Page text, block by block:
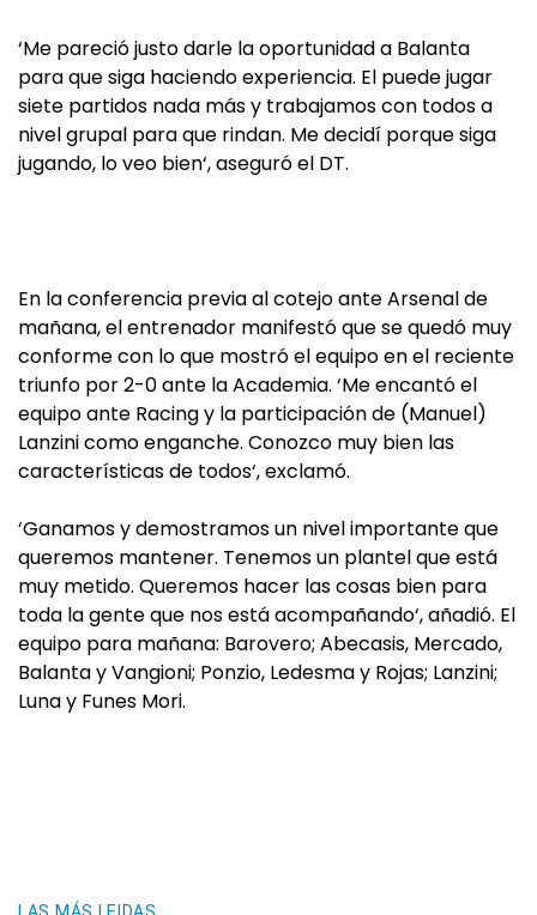
‘Me pareció justo darle la oportunidad a Balanta
para que siga haciendo experiencia. El puede jugar
siete partidos nada más y trabajamos con todos a
nivel grupal para que rindan. Me decidí porque siga
jugando, lo veo bien‘, aseguró el DT.
En la conferencia previa al cotejo ante Arsenal de
mañana, el entrenador manifestó que se quedó muy
conforme con lo que mostró el equipo en el reciente
triunfo por 2-0 ante la Academia. ‘Me encantó el
equipo ante Racing y la participación de (Manuel)
Lanzini como enganche. Conozco muy bien las
características de todos‘, exclamó.
‘Ganamos y demostramos un nivel importante que
queremos mantener. Tenemos un plantel que está
muy metido. Queremos hacer las cosas bien para
toda la gente que nos está acompañando‘, añadió. El
equipo para mañana: Barovero; Abecasis, Mercado,
Balanta y Vangioni; Ponzio, Ledesma y Rojas; Lanzini;
Luna y Funes Mori.